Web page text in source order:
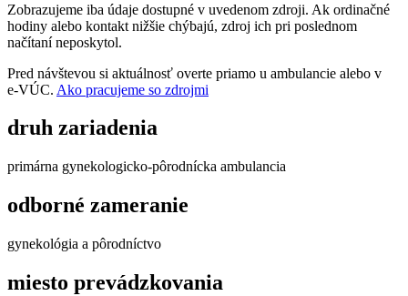
Zobrazujeme iba údaje dostupné v uvedenom zdroji. Ak ordinačné
hodiny alebo kontakt nižšie chýbajú, zdroj ich pri poslednom
načítaní neposkytol.
Pred návštevou si aktuálnosť overte priamo u ambulancie alebo v
e‑VÚC. Ako pracujeme so zdrojmi
druh zariadenia
primárna gynekologicko-pôrodnícka ambulancia
odborné zameranie
gynekológia a pôrodníctvo
miesto prevádzkovania